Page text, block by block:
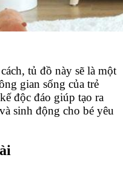
tủ đồ này sẽ là một
gian sống của trẻ
độc đáo giúp tạo ra
sinh động cho bé yêu